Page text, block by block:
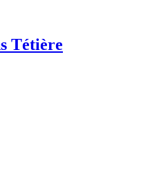
Tétière